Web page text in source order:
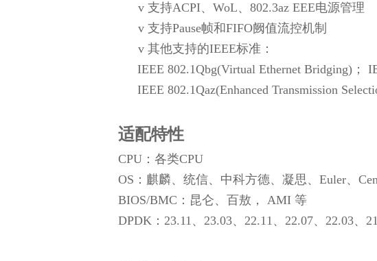
v 支持ACPI、WoL、802.3az EEE电源管理
v 支持Pause帧和FIFO阙值流控机制
v 其他支持的IEEE标准：
IEEE 802.1Qbg(Virtual Ethernet Bridging)；
IEEE 802.1Qaz(Enhanced Transmission
适配特性
CPU：各类CPU
OS：麒麟、统信、中科方德、凝思、Euler、
BIOS/BMC：昆仑、百敖， AMI 等
DPDK ： 23.11、23.03、22.11、22.07、22.03、